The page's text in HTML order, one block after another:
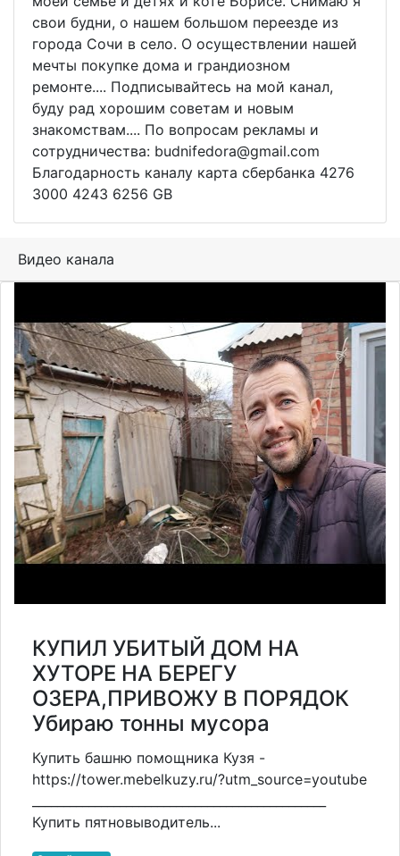
свои будни, о нашем большом переезде из
города Сочи в село. О осуществлении нашей
мечты покупке дома и грандиозном
ремонте.... Подписывайтесь на мой канал,
буду рад хорошим советам и новым
знакомствам.... По вопросам рекламы и
сотрудничества: budnifedora@gmail.com
Благодарность каналу карта сбербанка 4276
3000 4243 6256 GB
Видео канала
КУПИЛ УБИТЫЙ ДОМ НА
ХУТОРЕ НА БЕРЕГУ
ОЗЕРА,ПРИВОЖУ В ПОРЯДОК
Убираю тонны мусора
Купить башню помощника Кузя -
https://tower.mebelkuzy.ru/?utm_source=youtube
Купить пятновыводитель...